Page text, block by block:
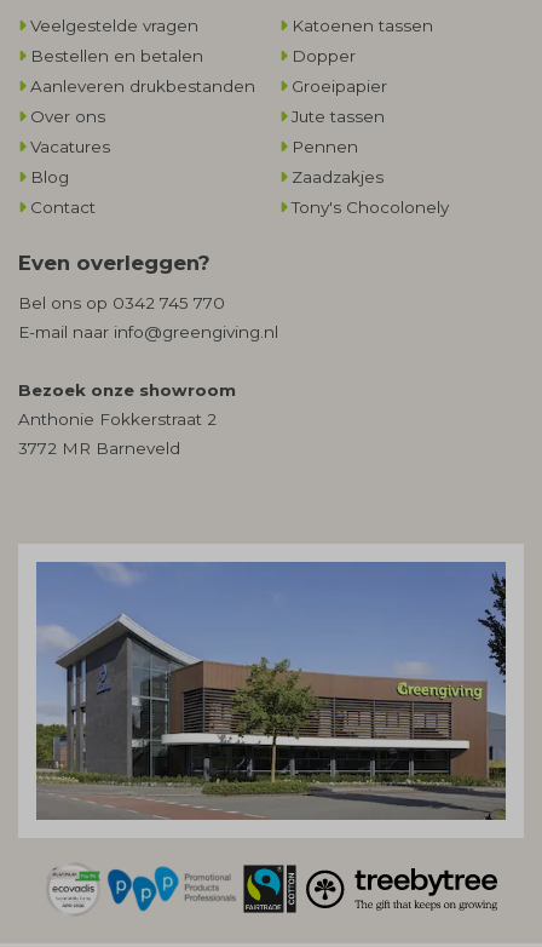
Veelgestelde vragen
Bestellen en betalen
Aanleveren drukbestanden
Over ons
Vacatures
Blog
Contact
Katoenen tassen
Dopper
Groeipapier
Jute tassen
Pennen
Zaadzakjes
Tony's Chocolonely
Even overleggen?
Bel ons op 0342 745 770
E-mail naar info@greengiving.nl
Bezoek onze showroom
Anthonie Fokkerstraat 2
3772 MR Barneveld